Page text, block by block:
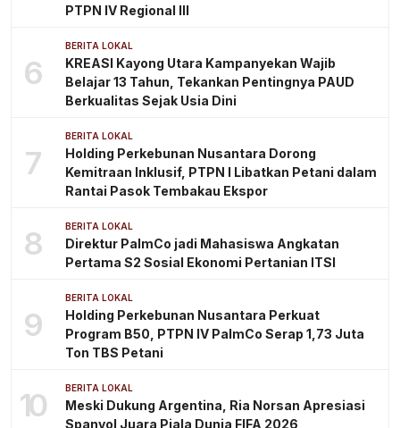
PTPN IV Regional III
6
BERITA LOKAL
KREASI Kayong Utara Kampanyekan Wajib
Belajar 13 Tahun, Tekankan Pentingnya PAUD
Berkualitas Sejak Usia Dini
7
BERITA LOKAL
Holding Perkebunan Nusantara Dorong
Kemitraan Inklusif, PTPN I Libatkan Petani dalam
Rantai Pasok Tembakau Ekspor
8 BERITA LOKAL
Direktur PalmCo jadi Mahasiswa Angkatan
Pertama S2 Sosial Ekonomi Pertanian ITSI
9
BERITA LOKAL
Holding Perkebunan Nusantara Perkuat
Program B50, PTPN IV PalmCo Serap 1,73 Juta
Ton TBS Petani
10 BERITA LOKAL
Meski Dukung Argentina, Ria Norsan Apresiasi
Spanyol Juara Piala Dunia FIFA 2026